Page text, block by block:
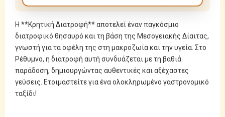
Η **Κρητική Διατροφή** αποτελεί έναν παγκόσμιο
διατροφικό θησαυρό και τη βάση της Μεσογειακής Δίαιτας,
γνωστή για τα οφέλη της στη μακροζωία και την υγεία. Στο
Ρέθυμνο, η διατροφή αυτή συνδυάζεται με τη βαθιά
παράδοση, δημιουργώντας αυθεντικές και αξέχαστες
γεύσεις. Ετοιμαστείτε για ένα ολοκληρωμένο γαστρονομικό
ταξίδι!